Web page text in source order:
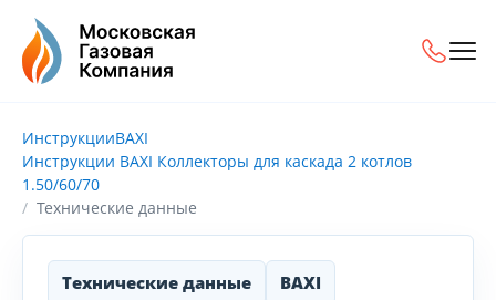
ИнструкцииBAXI
Инструкции BAXI Коллекторы для каскада 2 котлов
1.50/60/70
Технические данные
Технические данные BAXI